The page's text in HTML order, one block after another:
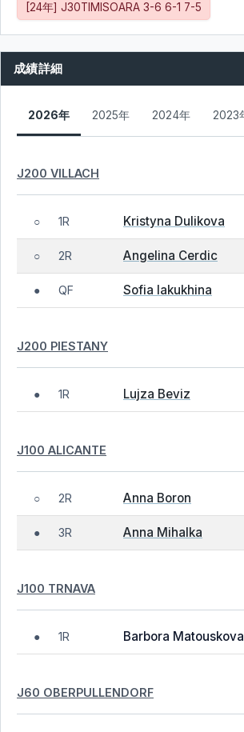
[24年] J30TIMISOARA 3-6 6-1 7-5
成績詳細
2026年 2025年 2024年 2023
J200 VILLACH
○ 1R Kristyna Dulikova
○ 2R Angelina Cerdic
● QF Sofia Iakukhina
J200 PIESTANY
● 1R Lujza Beviz
J100 ALICANTE
○ 2R Anna Boron
● 3R Anna Mihalka
J100 TRNAVA
● 1R Barbora Matouskova
J60 OBERPULLENDORF